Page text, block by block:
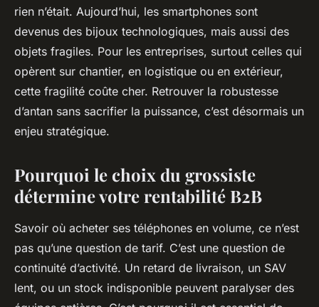
rien n’était. Aujourd’hui, les smartphones sont
devenus des bijoux technologiques, mais aussi des
objets fragiles. Pour les entreprises, surtout celles qui
opèrent sur chantier, en logistique ou en extérieur,
cette fragilité coûte cher. Retrouver la robustesse
d’antan sans sacrifier la puissance, c’est désormais un
enjeu stratégique.
Pourquoi le choix du grossiste
détermine votre rentabilité B2B
Savoir où acheter ses téléphones en volume, ce n’est
pas qu’une question de tarif. C’est une question de
continuité d’activité. Un retard de livraison, un SAV
lent, ou un stock indisponible peuvent paralyser des